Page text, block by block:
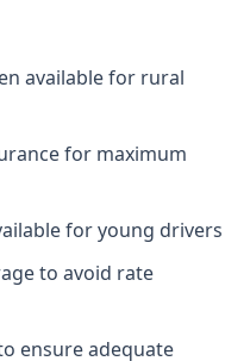
available for rural
for maximum
for young drivers
to avoid rate
ensure adequate